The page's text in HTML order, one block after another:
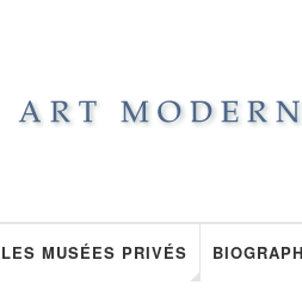
LES MUSÉES PRIVÉS